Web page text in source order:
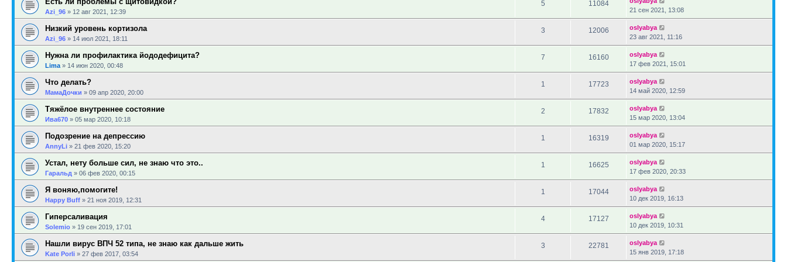
Azi_96 » 12 авг 2021, 12:39
5 11084
21 сен 2021, 13:08
Низкий уровень кортизола
Azi_96 » 14 июл 2021, 18:11
3 12006
oslyabya
23 авг 2021, 11:16
Нужна ли профилактика йододефицита?
Lima » 14 июн 2020, 00:48
7 16160
oslyabya
17 фев 2021, 15:01
Что делать?
МамаДочки » 09 апр 2020, 20:00
1 17723
oslyabya
14 май 2020, 12:59
Тяжёлое внутреннее состояние
Ива670 » 05 мар 2020, 10:18
2 17832
oslyabya
15 мар 2020, 13:04
Подозрение на депрессию
AnnyLi » 21 фев 2020, 15:20
1 16319
oslyabya
01 мар 2020, 15:17
Устал, нету больше сил, не знаю что это..
Гаральд » 06 фев 2020, 00:15
1 16625
oslyabya
17 фев 2020, 20:33
Я воняю,помогите!
Happy Buff » 21 ноя 2019, 12:31
1 17044
oslyabya
10 дек 2019, 16:13
Гиперсаливация
Solemio » 19 сен 2019, 17:01
4 17127
oslyabya
10 дек 2019, 10:31
Нашли вирус ВПЧ 52 типа, не знаю как дальше жить
Kate Porli » 27 фев 2017, 03:54
3 22781
oslyabya
15 янв 2019, 17:18